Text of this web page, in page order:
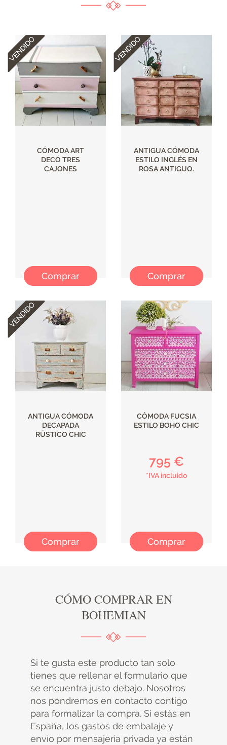
CÓMODA ART
DECÓ TRES
CAJONES
Comprar
ANTIGUA CÓMODA
ESTILO INGLÉS EN
ROSA ANTIGUO.
Comprar
ANTIGUA CÓMODA
DECAPADA
RÚSTICO CHIC
Comprar
CÓMODA FUCSIA
ESTILO BOHO CHIC
795 €
*IVA incluido
Comprar
CÓMO COMPRAR EN
BOHEMIAN
Si te gusta este producto tan solo
tienes que rellenar el formulario que
se encuentra justo debajo. Nosotros
nos pondremos en contacto contigo
para formalizar la compra. Si estás en
España, los gastos de embalaje y
envío por mensajería privada ya están